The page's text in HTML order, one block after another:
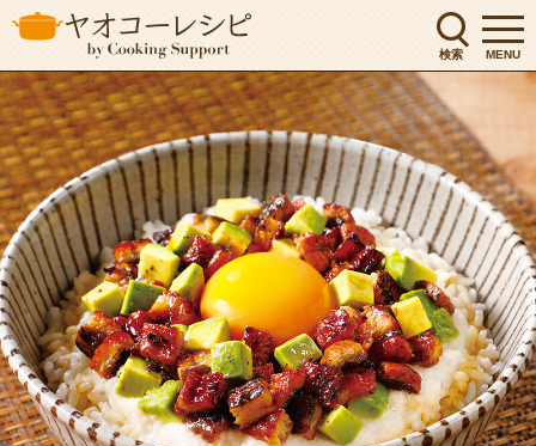
検索 MENU